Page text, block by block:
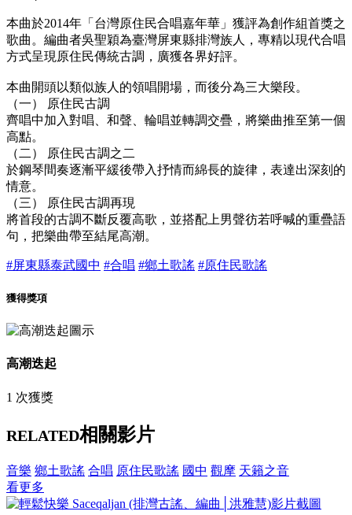
本曲於2014年「台灣原住民合唱嘉年華」獲評為創作組首獎之
歌曲。編曲者吳聖穎為臺灣屏東縣排灣族人，專精以現代合唱
方式呈現原住民傳統古調，廣獲各界好評。
本曲開頭以類似族人的領唱開場，而後分為三大樂段。
（一） 原住民古調
齊唱中加入對唱、和聲、輪唱並轉調交疊，將樂曲推至第一個
高點。
（二） 原住民古調之二
於鋼琴間奏逐漸平緩後帶入抒情而綿長的旋律，表達出深刻的
情意。
（三） 原住民古調再現
將首段的古調不斷反覆高歌，並搭配上男聲彷若呼喊的重疊語
句，把樂曲帶至結尾高潮。
#屏東縣泰武國中 #合唱 #鄉土歌謠 #原住民歌謠
獲得獎項
高潮迭起
1 次獲獎
RELATED相關影片
音樂 鄉土歌謠 合唱 原住民歌謠 國中 觀摩 天籟之音
看更多